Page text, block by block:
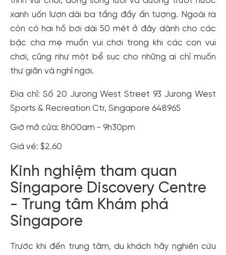
xanh uốn lượn dài ba tầng đầy ấn tượng. Ngoài ra
còn có hai hồ bơi dài 50 mét ở đây dành cho các
bậc cha mẹ muốn vui chơi trong khi các con vui
chơi, cũng như một bể sục cho những ai chỉ muốn
thư giãn và nghỉ ngơi.
Địa chỉ: Số 20 Jurong West Street 93 Jurong West
Sports & Recreation Ctr, Singapore 648965
Giờ mở cửa: 8h00am - 9h30pm
Giá vé: $2.60
Kinh nghiệm tham quan
Singapore Discovery Centre
- Trung tâm Khám phá
Singapore
Trước khi đến trung tâm, du khách hãy nghiên cứu